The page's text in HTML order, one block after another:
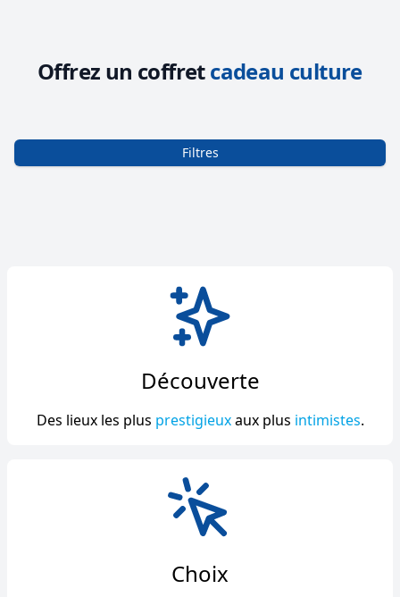
Offrez un coffretcadeau culture
Filtres
Découverte
Des lieux les plus prestigieuxaux plus intimistes.
Choix